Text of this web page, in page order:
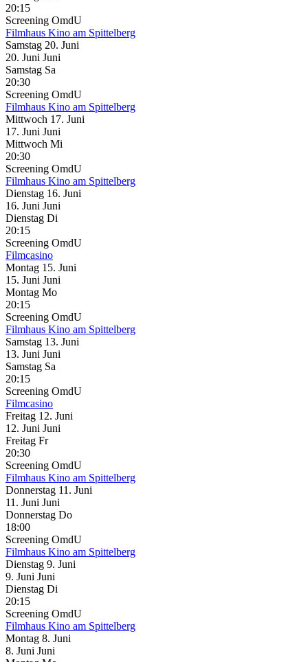
20:15
Screening OmdU
Filmhaus Kino am Spittelberg
Samstag 20. Juni
20. Juni Juni
Samstag Sa
20:30
Screening OmdU
Filmhaus Kino am Spittelberg
Mittwoch 17. Juni
17. Juni Juni
Mittwoch Mi
20:30
Screening OmdU
Filmhaus Kino am Spittelberg
Dienstag 16. Juni
16. Juni Juni
Dienstag Di
20:15
Screening OmdU
Filmcasino
Montag 15. Juni
15. Juni Juni
Montag Mo
20:15
Screening OmdU
Filmhaus Kino am Spittelberg
Samstag 13. Juni
13. Juni Juni
Samstag Sa
20:15
Screening OmdU
Filmcasino
Freitag 12. Juni
12. Juni Juni
Freitag Fr
20:30
Screening OmdU
Filmhaus Kino am Spittelberg
Donnerstag 11. Juni
11. Juni Juni
Donnerstag Do
18:00
Screening OmdU
Filmhaus Kino am Spittelberg
Dienstag 9. Juni
9. Juni Juni
Dienstag Di
20:15
Screening OmdU
Filmhaus Kino am Spittelberg
Montag 8. Juni
8. Juni Juni